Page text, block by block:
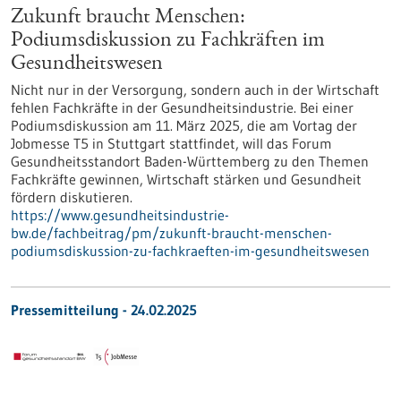
Zukunft braucht Menschen:
Podiumsdiskussion zu Fachkräften im
Gesundheitswesen
Nicht nur in der Versorgung, sondern auch in der Wirtschaft
fehlen Fachkräfte in der Gesundheitsindustrie. Bei einer
Podiumsdiskussion am 11. März 2025, die am Vortag der
Jobmesse T5 in Stuttgart stattfindet, will das Forum
Gesundheitsstandort Baden-Württemberg zu den Themen
Fachkräfte gewinnen, Wirtschaft stärken und Gesundheit
fördern diskutieren.
https://www.gesundheitsindustrie-
bw.de/fachbeitrag/pm/zukunft-braucht-menschen-
podiumsdiskussion-zu-fachkraeften-im-gesundheitswesen
Pressemitteilung - 24.02.2025